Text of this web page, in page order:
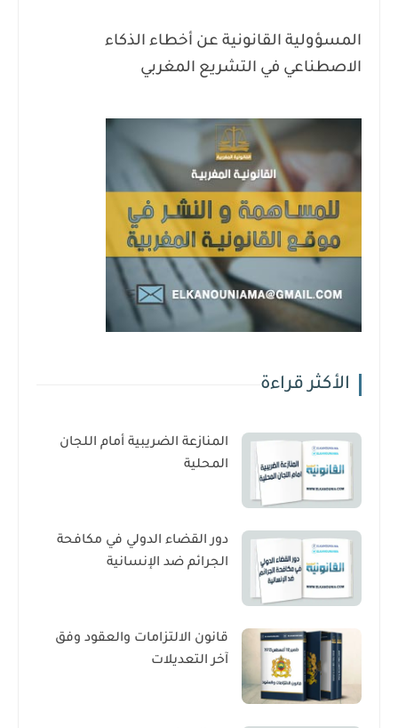
المسؤولية القانونية عن أخطاء الذكاء
الاصطناعي في التشريع المغربي
الأكثر قراءة
المنازعة الضريبية أمام اللجان
المحلية
دور القضاء الدولي في مكافحة
الجرائم ضد الإنسانية
قانون الالتزامات والعقود وفق
آخر التعديلات